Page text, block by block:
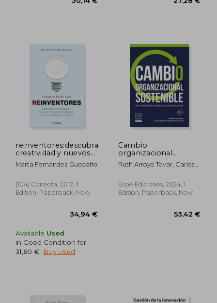
reinventores:descubra
creatividad y nuevos
modelos (in Spanish)
Marta Fernández Guadaño
(104) Conecta, 2012, 1
Edition, Paperback, New
Available Used
in Good Condition for
31,60 €
Buy Used
Cambio
organizacional
sostenible. Con
metodologías ágiles y
Spanish)
Ruth Arroyo Tovar, Carlos
Cancañón
Ecoe Ediciones, 2024, 1
Edition, Paperback, New